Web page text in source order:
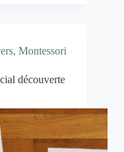
, Montessori
découverte